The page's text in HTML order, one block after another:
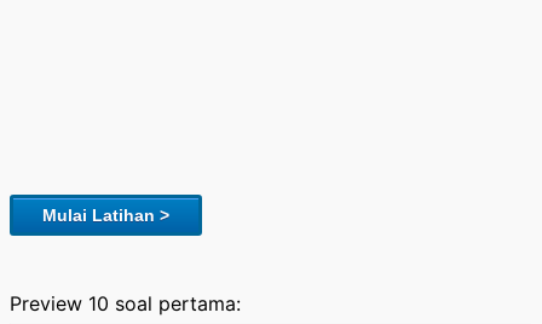
Mulai Latihan >
Preview 10 soal pertama: